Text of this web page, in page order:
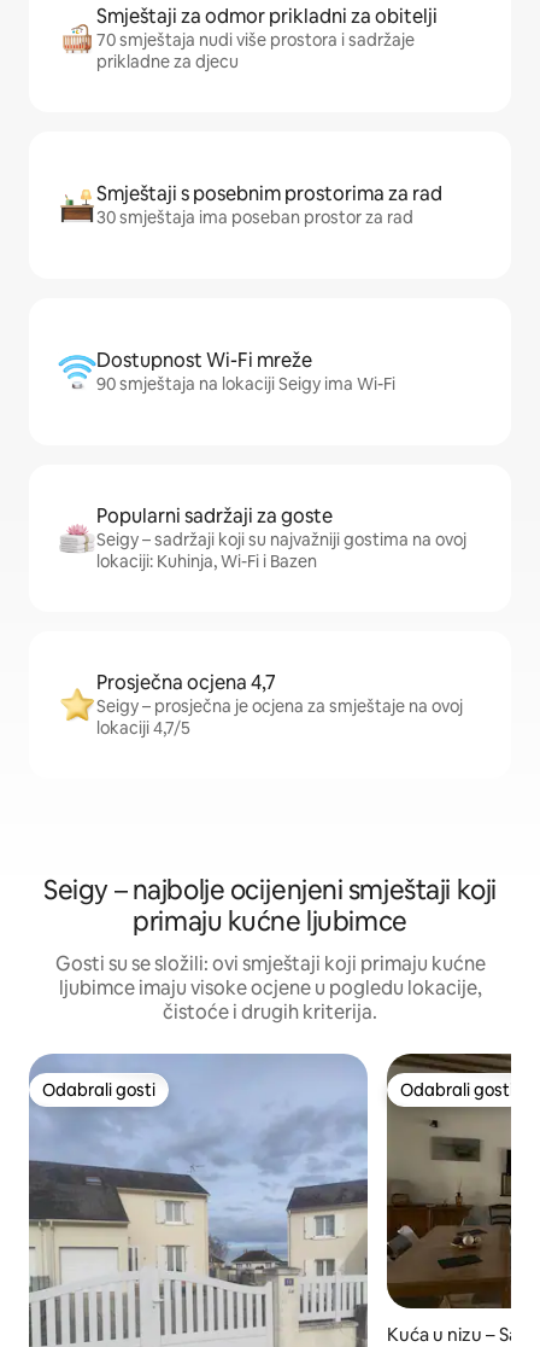
Smještaji za odmor prikladni za obitelji
70 smještaja nudi više prostora i sadržaje
prikladne za djecu
Smještaji s posebnim prostorima za rad
30 smještaja ima poseban prostor za rad
Dostupnost Wi-Fi mreže
90 smještaja na lokaciji Seigy ima Wi-Fi
Popularni sadržaji za goste
Seigy – sadržaji koji su najvažniji gostima na ovoj
lokaciji: Kuhinja, Wi-Fi i Bazen
Prosječna ocjena 4,7
Seigy – prosječna je ocjena za smještaje na ovoj
lokaciji 4,7/5
Seigy – najbolje ocijenjeni smještaji koji
primaju kućne ljubimce
Gosti su se složili: ovi smještaji koji primaju kućne
ljubimce imaju visoke ocjene u pogledu lokacije,
čistoće i drugih kriterija.
Odabrali gosti
Odabrali gosti Odabrali gosti
Odabrali gosti
Kuća u nizu –